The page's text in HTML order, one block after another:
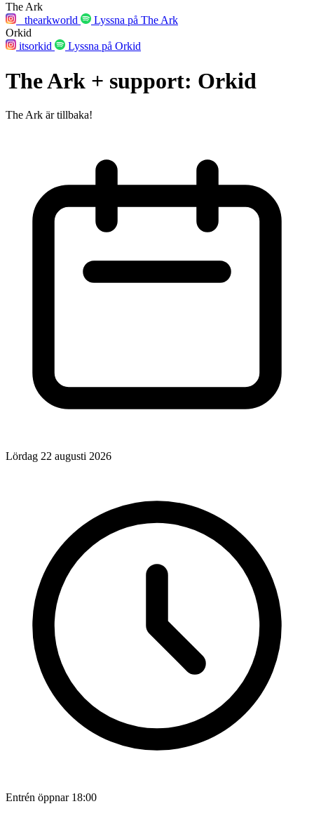
The Ark
_thearkworld
Lyssna på The Ark
Orkid
itsorkid
Lyssna på Orkid
The Ark + support: Orkid
The Ark är tillbaka!
Lördag 22 augusti 2026
Entrén öppnar 18:00